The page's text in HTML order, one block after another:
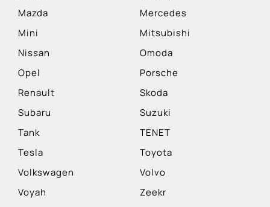
Mazda
Mercedes
Mini
Mitsubishi
Nissan
Omoda
Opel
Porsche
Renault
Skoda
Subaru
Suzuki
Tank
TENET
Tesla
Toyota
Volkswagen
Volvo
Voyah
Zeekr